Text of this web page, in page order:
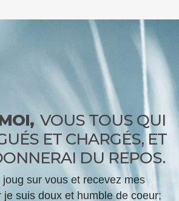
VOUS TOUS QUI
ET CHARGÉS, ET
DU REPOS.
joug sur vous et recevez mes
je suis doux et humble de coeur;